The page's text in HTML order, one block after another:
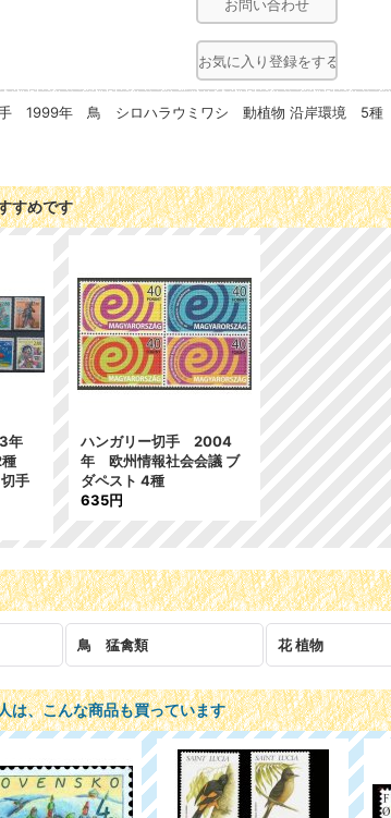
お問い合わせ
お気に入り登録をする
手 1999年 鳥 シロハラウミワシ 動植物 沿岸環境 5種
すめです
年
種
手
ハンガリー切手 2004
年 欧州情報社会会議 ブ
ダペスト 4種
635円
鳥 猛禽類 花 植物
は、こんな商品も買っています